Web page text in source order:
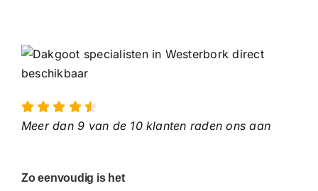
Meer dan 9 van de 10 klanten raden ons aan
Zo eenvoudig is het